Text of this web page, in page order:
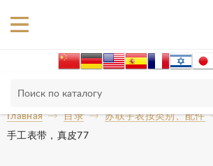
Главная 目录 苏联手表按类别、配件
手工表带，真皮77